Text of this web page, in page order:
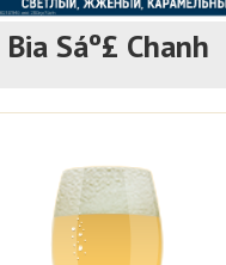
Bia Sáº£ Chanh